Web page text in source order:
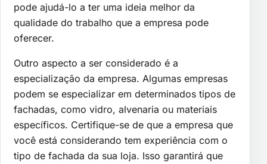
pode ajudá-lo a ter uma ideia melhor da
qualidade do trabalho que a empresa pode
oferecer.
Outro aspecto a ser considerado é a
especialização da empresa. Algumas empresas
podem se especializar em determinados tipos de
fachadas, como vidro, alvenaria ou materiais
específicos. Certifique-se de que a empresa que
você está considerando tem experiência com o
tipo de fachada da sua loja. Isso garantirá que